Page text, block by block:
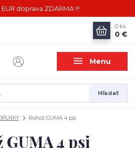
EUR doprava ZDARMA !!!
Menu
Hľadať
0 ks
0 €
Rohož GUMA 4 psi
GUMA 4 psi